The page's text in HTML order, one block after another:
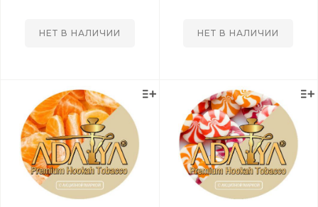
НЕТ В НАЛИЧИИ НЕТ В НАЛИЧИИ